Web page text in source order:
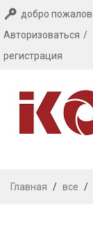
добро
Авторизоваться /
регистрация
Главная / все /